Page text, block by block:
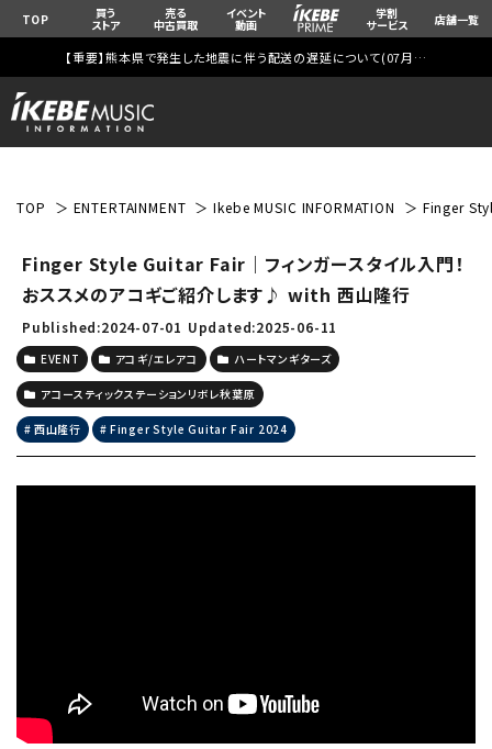
TOP 買う
ストア
売る
中古買取
イベント
動画
学割
サービス 店舗一覧
【重要】熊本県で発生した地震に伴う配送の遅延について(07月29日
TOP ENTERTAINMENT Ikebe MUSIC INFORMATION Finger
Finger Style Guitar Fair｜フィンガースタイル入門！
おススメのアコギご紹介します♪ with 西山隆行
Published:2024-07-01 Updated:2025-06-11
EVENT アコギ/エレアコ ハートマンギターズ
アコースティックステーションリボレ秋葉原
西山隆行 Finger Style Guitar Fair 2024